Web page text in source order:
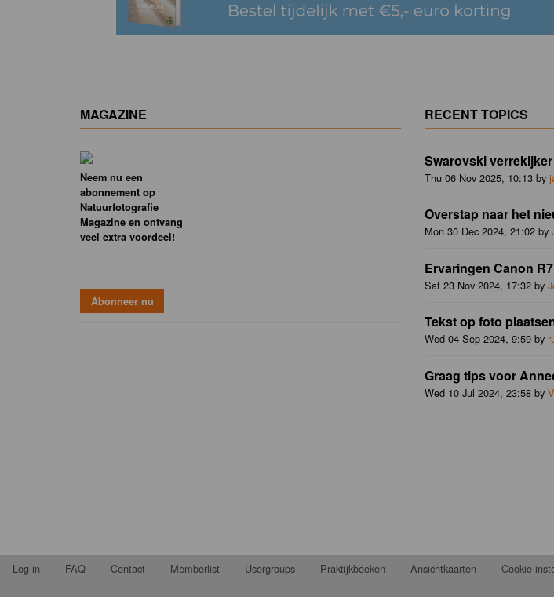
MAGAZINE
Neem nu een
abonnement op
Natuurfotografie
Magazine en ontvang
veel extra voordeel!
RECENT TOPICS
Swarovski
Thu 06 Nov 2025, 10:13 by
Overstap naar het
Mon 30 Dec 2024, 21:02 by
Ervaringen Canon
Sat 23 Nov 2024, 17:32 by
Tekst op foto
Wed 04 Sep 2024, 9:59 by
Graag tips voor
Wed 10 Jul 2024, 23:58 by
Log in FAQ Contact Memberlist Usergroups Praktijkboeken Ansichtkaarten Cookie